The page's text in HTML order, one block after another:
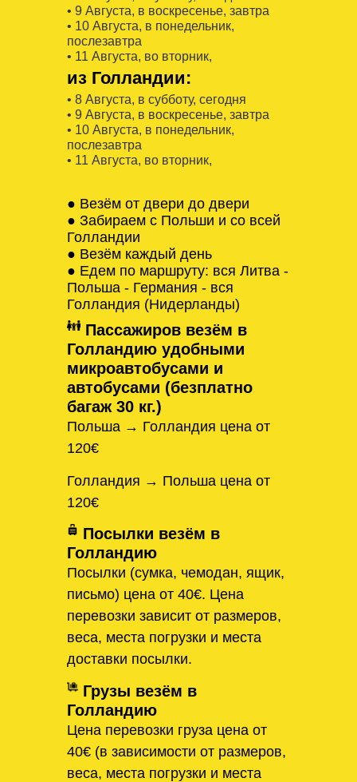
• 9 Августa, в воскресенье, завтра
• 10 Августa, в понедельник,
послезавтра
• 11 Августa, во вторник,
из Голландии:
• 8 Августa, в субботу, сегодня
• 9 Августa, в воскресенье, завтра
• 10 Августa, в понедельник,
послезавтра
• 11 Августa, во вторник,
● Везём от двери до двери
● Забираем с Польши и со всей
Голландии
● Везём каждый день
● Едем по маршруту: вся Литва -
Польша - Германия - вся
Голландия (Нидерланды)
Пассажиров везём в
Голландию удобными
микроавтобусами и
автобусами (безплатно
багаж 30 кг.)
Польша → Голландия цена от
120€
Голландия → Польша цена от
120€
Посылки везём в
Голландию
Посылки (сумка, чемодан, ящик,
письмо) цена от 40€. Цена
перевозки зависит от размеров,
веса, места погрузки и места
доставки посылки.
Грузы везём в
Голландию
Цена перевозки груза цена от
40€ (в зависимости от размеров,
веса, места погрузки и места